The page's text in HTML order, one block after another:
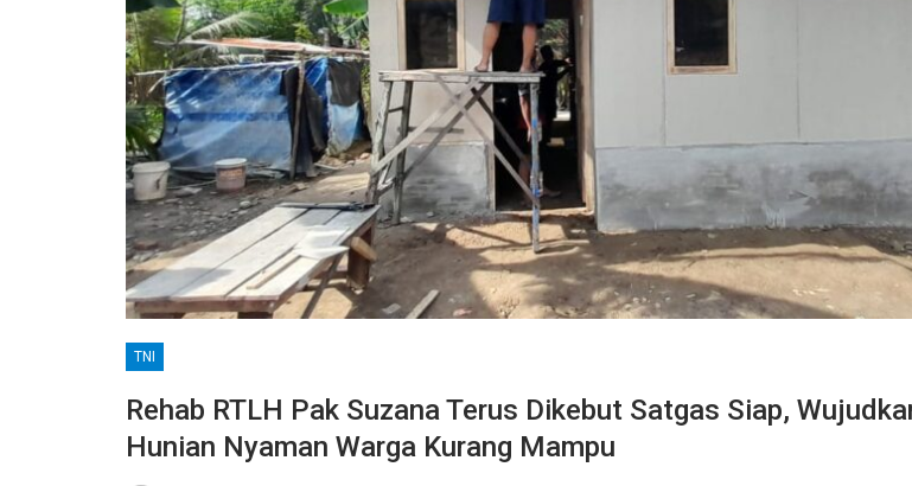
TNI
Rehab RTLH Pak Suzana Terus Dikebut Satgas Siap,
Hunian Nyaman Warga Kurang Mampu